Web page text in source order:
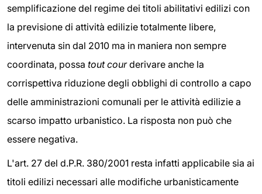
semplificazione del regime dei titoli abilitativi edilizi con
la previsione di attività edilizie totalmente libere,
intervenuta sin dal 2010 ma in maniera non sempre
coordinata, possa tout courderivare anche la
corrispettiva riduzione degli obblighi di controllo a capo
delle amministrazioni comunali per le attività edilizie a
scarso impatto urbanistico. La risposta non può che
essere negativa.
L'art. 27 del d.P.R. 380/2001 resta infatti applicabile sia ai
titoli edilizi necessari alle modifiche urbanisticamente